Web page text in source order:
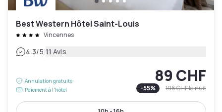
Best Western Hôtel Saint-Louis
Vincennes
4.3/5|11 Avis
Annulation gratuite
Paiement à l'hôtel
89 CHF
-55% 196 CHFla nuit